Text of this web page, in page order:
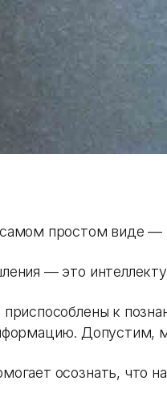
простом виде —
— это
к
Допустим,
осознать, что